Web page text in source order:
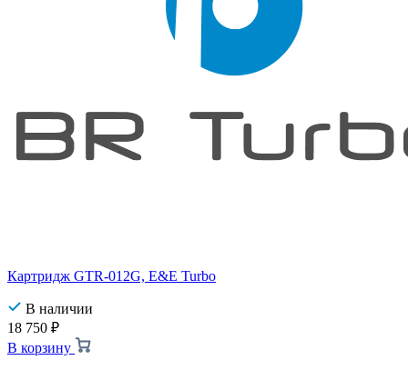
Картридж GTR-012G, E&E Turbo
В наличии
18 750 ₽
В корзину